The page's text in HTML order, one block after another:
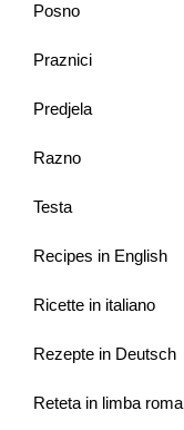
Posno
Praznici
Predjela
Razno
Testa
Recipes in English
Ricette in italiano
Rezepte in Deutsch
Reteta in limba